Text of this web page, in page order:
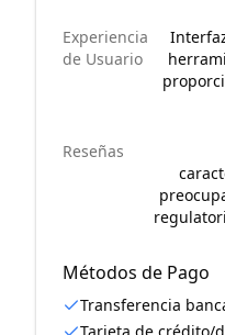
Experiencia
de Usuario
Reseñas
Métodos de Pago
Transferencia